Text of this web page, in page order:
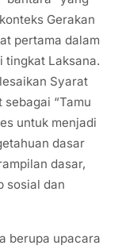
Gerakan
pertama dalam
tingkat Laksana.
Syarat
sebagai “Tamu
untuk menjadi
dasar
dasar,
sosial dan
berupa upacara